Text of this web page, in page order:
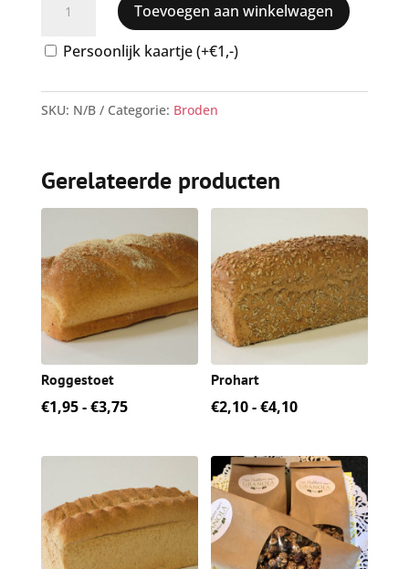
witbrood
aantal
Toevoegen aan winkelwagen
Persoonlijk kaartje (+€1,-)
SKU: N/B Categorie: Broden
Gerelateerde producten
Roggestoet
€1,95-€3,75Prijsklasse:
tot
Prohart
€2,10-€4,10Prijsklasse:
tot
€4,10